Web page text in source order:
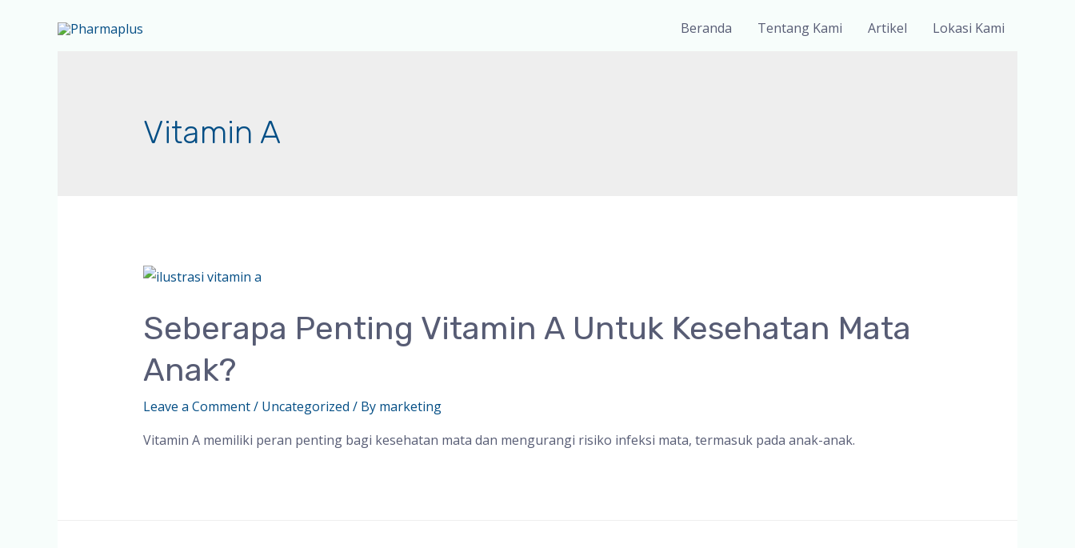
Beranda Tentang Kami Artikel Lokasi Kami
Vitamin A
Seberapa Penting Vitamin A Untuk Kesehatan Mata
Anak?
Leave a Comment/ Uncategorized / By marketing
Vitamin A memiliki peran penting bagi kesehatan mata dan mengurangi risiko infeksi mata, termasuk pada anak-anak.